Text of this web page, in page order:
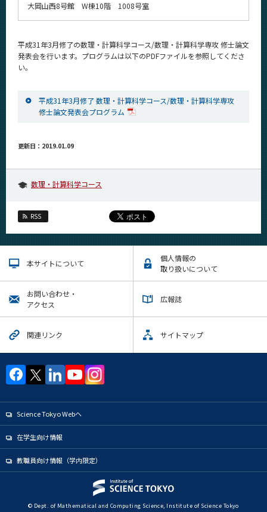
大岡山西8号館 W棟10階 1008号室
平成31年3月修了の数理・計算科学コース/数理・計算科学専攻 修士論文
発表会を行います。プログラムは以下のPDFファイルを参照してくださ
い。
平成31年3月修了 数理・計算科学コース/数理・計算科学専攻
修士論文発表会プログラム
更新日：2019.01.09
数理・計算科学コース
RSS
本サイトについて
個人情報の
取り扱いについて
お問い合わせ・
アクセス
広報誌
関連リンク サイトマップ
Science Tokyo Webヘ
在学生向け情報
教職員向け情報（学内限定）
© Dept. of Mathematical and Computing Science, Institute of Science Tokyo
イベントカレンダー
今後のイベント
今後の課程別イベント
系詳細情報